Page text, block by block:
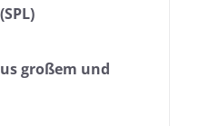
großem und